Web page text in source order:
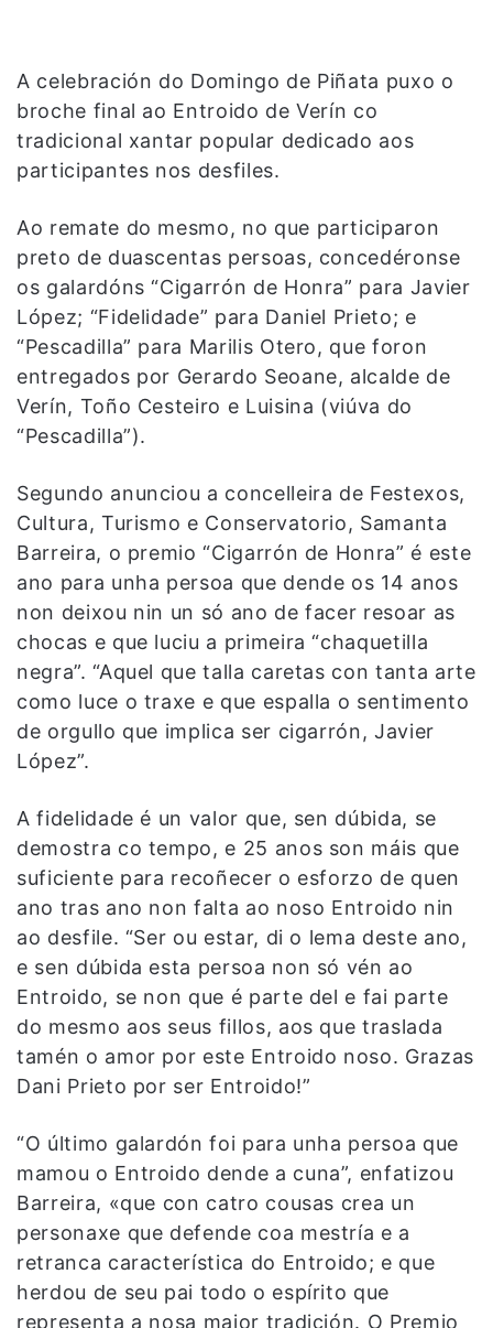
A celebración do Domingo de Piñata puxo o
broche final ao Entroido de Verín co
tradicional xantar popular dedicado aos
participantes nos desfiles.
Ao remate do mesmo, no que participaron
preto de duascentas persoas, concedéronse
os galardóns “Cigarrón de Honra” para Javier
López; “Fidelidade” para Daniel Prieto; e
“Pescadilla” para Marilis Otero, que foron
entregados por Gerardo Seoane, alcalde de
Verín, Toño Cesteiro e Luisina (viúva do
“Pescadilla”).
Segundo anunciou a concelleira de Festexos,
Cultura, Turismo e Conservatorio, Samanta
Barreira, o premio “Cigarrón de Honra” é este
ano para unha persoa que dende os 14 anos
non deixou nin un só ano de facer resoar as
chocas e que luciu a primeira “chaquetilla
negra”. “Aquel que talla caretas con tanta arte
como luce o traxe e que espalla o sentimento
de orgullo que implica ser cigarrón, Javier
López”.
A fidelidade é un valor que, sen dúbida, se
demostra co tempo, e 25 anos son máis que
suficiente para recoñecer o esforzo de quen
ano tras ano non falta ao noso Entroido nin
ao desfile. “Ser ou estar, di o lema deste ano,
e sen dúbida esta persoa non só vén ao
Entroido, se non que é parte del e fai parte
do mesmo aos seus fillos, aos que traslada
tamén o amor por este Entroido noso. Grazas
Dani Prieto por ser Entroido!”
“O último galardón foi para unha persoa que
mamou o Entroido dende a cuna”, enfatizou
Barreira, «que con catro cousas crea un
personaxe que defende coa mestría e a
retranca característica do Entroido; e que
herdou de seu pai todo o espírito que
representa a nosa maior tradición. O Premio